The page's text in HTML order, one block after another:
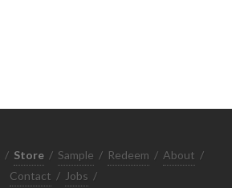
/ Store / Sample / Redeem / About /
Contact / Jobs /